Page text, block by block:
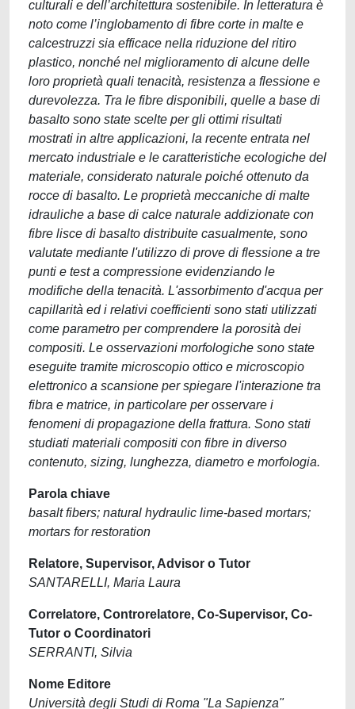
culturali e dell’architettura sostenibile. In letteratura è
noto come l’inglobamento di fibre corte in malte e
calcestruzzi sia efficace nella riduzione del ritiro
plastico, nonché nel miglioramento di alcune delle
loro proprietà quali tenacità, resistenza a flessione e
durevolezza. Tra le fibre disponibili, quelle a base di
basalto sono state scelte per gli ottimi risultati
mostrati in altre applicazioni, la recente entrata nel
mercato industriale e le caratteristiche ecologiche del
materiale, considerato naturale poiché ottenuto da
rocce di basalto. Le proprietà meccaniche di malte
idrauliche a base di calce naturale addizionate con
fibre lisce di basalto distribuite casualmente, sono
valutate mediante l'utilizzo di prove di flessione a tre
punti e test a compressione evidenziando le
modifiche della tenacità. L'assorbimento d'acqua per
capillarità ed i relativi coefficienti sono stati utilizzati
come parametro per comprendere la porosità dei
compositi. Le osservazioni morfologiche sono state
eseguite tramite microscopio ottico e microscopio
elettronico a scansione per spiegare l'interazione tra
fibra e matrice, in particolare per osservare i
fenomeni di propagazione della frattura. Sono stati
studiati materiali compositi con fibre in diverso
contenuto, sizing, lunghezza, diametro e morfologia.
Parola chiave
basalt fibers; natural hydraulic lime-based mortars;
mortars for restoration
Relatore, Supervisor, Advisor o Tutor
SANTARELLI, Maria Laura
Correlatore, Controrelatore, Co-Supervisor, Co-
Tutor o Coordinatori
SERRANTI, Silvia
Nome Editore
Università degli Studi di Roma "La Sapienza"